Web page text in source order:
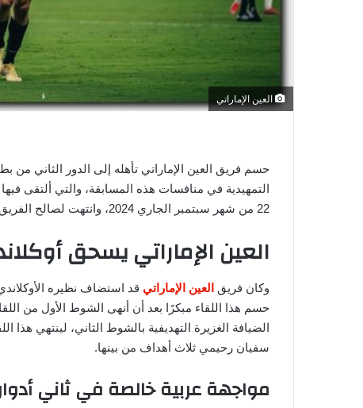
العين الإماراتي
التمهيدية في منافسات هذه المسابقة، والتي ألتقى
22 من شهر سبتمبر الجاري 2024، وانتهت لصالح الفريق العربي بستة أهداف مقابل هدفين.
العين الإماراتي يسحق
وكان فريق العين الإماراتي قد استضاف نظيره
حسم هذا اللقاء مبكرًا بعد أن أنهى الشوط الأول من
الضيافة الغزيرة التهديفية بالشوط الثاني، لينتهي
سفيان رحيمي ثلاث أهداف من بينها.
مواجهة عربية خالصة في ثاني أدوار